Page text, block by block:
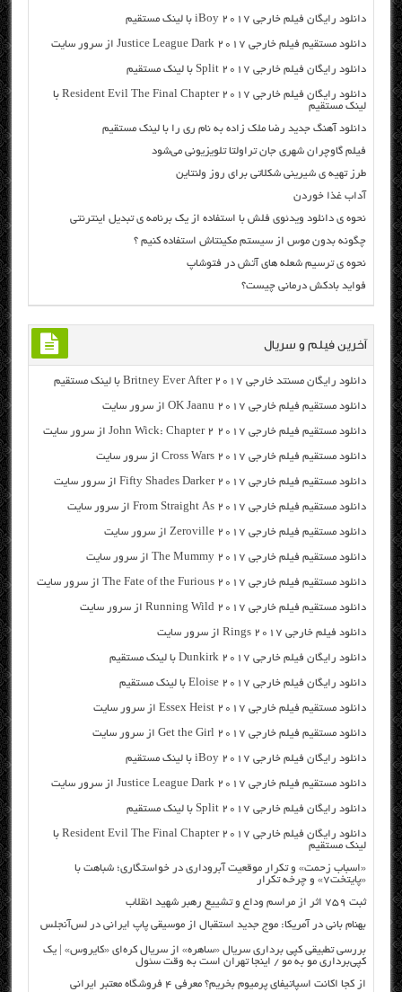
دانلود رایگان فیلم خارجی iBoy 2017 با لینک مستقیم
دانلود مستقیم فیلم خارجی Justice League Dark 2017 از سرور سایت
دانلود رایگان فیلم خارجی Split 2017 با لینک مستقیم
دانلود رایگان فیلم خارجی Resident Evil The Final Chapter 2017 با
لینک مستقیم
دانلود آهنگ جدید رضا ملک زاده به نام ری را با لینک مستقیم
فیلم گاوچران شهری جان تراولتا تلویزیونی می‌شود
طرز تهیه ی شیرینی شکلاتی برای روز ولنتاین
آداب غذا خوردن
نحوه ی دانلود ویدئوی فلش با استفاده از یک برنامه ی تبدیل اینترنتی
چگونه بدون موس از سیستم مکینتاش استفاده کنیم ؟
نحوه ی ترسیم شعله های آتش در فتوشاپ
فواید بادکش درمانی چیست؟
آخرین فیلم و سریال
دانلود رایگان مسنتد خارجی Britney Ever After 2017 با لینک مستقیم
دانلود مستقیم فیلم خارجی OK Jaanu 2017 از سرور سایت
دانلود مستقیم فیلم خارجی John Wick: Chapter 2 2017 از سرور سایت
دانلود مستقیم فیلم خارجی Cross Wars 2017 از سرور سایت
دانلود مستقیم فیلم خارجی Fifty Shades Darker 2017 از سرور سایت
دانلود مستقیم فیلم خارجی From Straight As 2017 از سرور سایت
دانلود مستقیم فیلم خارجی Zeroville 2017 از سرور سایت
دانلود مستقیم فیلم خارجی The Mummy 2017 از سرور سایت
دانلود مستقیم فیلم خارجی The Fate of the Furious 2017 از سرور سایت
دانلود مستقیم فیلم خارجی Running Wild 2017 از سرور سایت
دانلود فیلم خارجی Rings 2017 از سرور سایت
دانلود رایگان فیلم خارجی Dunkirk 2017 با لینک مستقیم
دانلود رایگان فیلم خارجی Eloise 2017 با لینک مستقیم
دانلود مستقیم فیلم خارجی Essex Heist 2017 از سرور سایت
دانلود مستقیم فیلم خارجی Get the Girl 2017 از سرور سایت
دانلود رایگان فیلم خارجی iBoy 2017 با لینک مستقیم
دانلود مستقیم فیلم خارجی Justice League Dark 2017 از سرور سایت
دانلود رایگان فیلم خارجی Split 2017 با لینک مستقیم
دانلود رایگان فیلم خارجی Resident Evil The Final Chapter 2017 با
لینک مستقیم
«اسباب زحمت» و تکرار موقعیت آبروداری در خواستگاری؛ شباهت با
«پایتخت۷» و چرخه تکرار
ثبت ۷۵۹ اثر از مراسم وداع و تشییع رهبر شهید انقلاب
بهنام بانی در آمریکا: موج جدید استقبال از موسیقی پاپ ایرانی در لس‌آنجلس
بررسی تطبیقی کپی برداری سریال «ساهره» از سریال کره‌ای «کایروس» | یک
کپی‌برداری مو به مو / اینجا تهران است به وقت سئول
از کجا اکانت اسپاتیفای پرمیوم بخریم؟ معرفی ۴ فروشگاه معتبر ایرانی